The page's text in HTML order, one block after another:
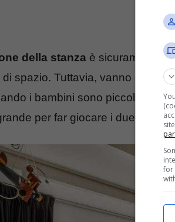
della stanza è sicuramente
spazio. Tuttavia, vanno
i bambini sono piccoli il
per far giocare i due
for